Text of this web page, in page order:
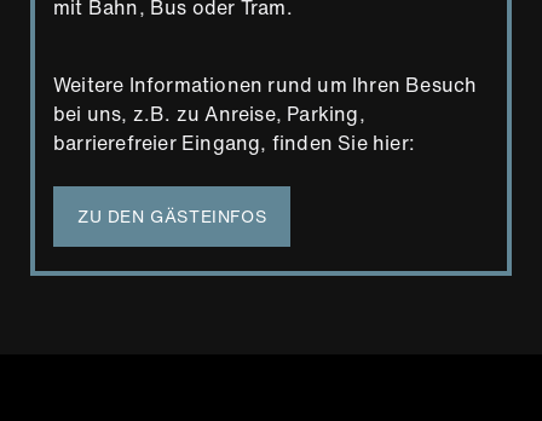
mit Bahn, Bus oder Tram.
Weitere Informationen rund um Ihren Besuch
bei uns, z.B. zu Anreise, Parking,
barrierefreier Eingang, finden Sie hier:
ZU DEN GÄSTEINFOS